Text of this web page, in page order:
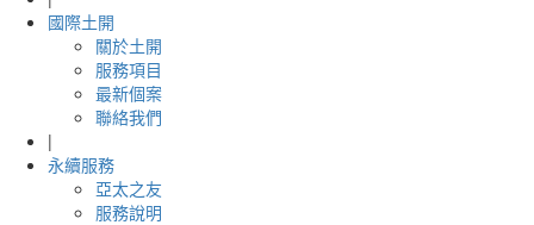
國際土開
關於土開
服務項目
最新個案
聯絡我們
|
永續服務
亞太之友
服務說明